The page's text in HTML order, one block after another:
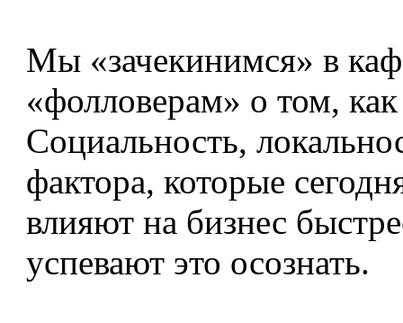
Мы «зачекинимся» в
«фолловерам» о том,
Социальность,
фактора, которые
влияют на бизнес
успевают это осознать.